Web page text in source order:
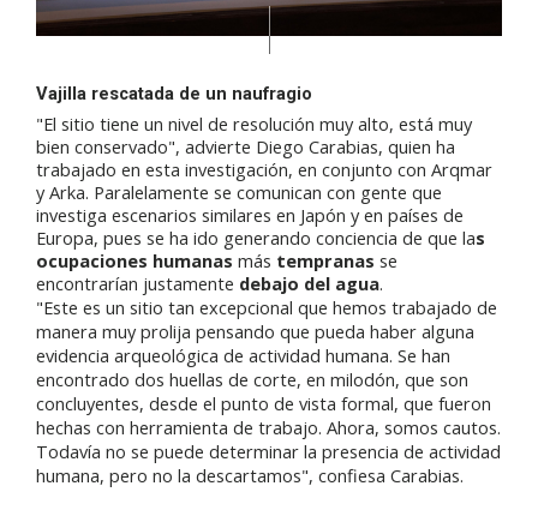
Vajilla rescatada de un naufragio
"El sitio tiene un nivel de resolución muy alto, está muy
bien conservado", advierte Diego Carabias, quien ha
trabajado en esta investigación, en conjunto con Arqmar
y Arka. Paralelamente se comunican con gente que
investiga escenarios similares en Japón y en países de
Europa, pues se ha ido generando conciencia de que las
ocupaciones humanas más tempranas se
encontrarían justamente debajo del agua.
"Este es un sitio tan excepcional que hemos trabajado de
manera muy prolija pensando que pueda haber alguna
evidencia arqueológica de actividad humana. Se han
encontrado dos huellas de corte, en milodón, que son
concluyentes, desde el punto de vista formal, que fueron
hechas con herramienta de trabajo. Ahora, somos cautos.
Todavía no se puede determinar la presencia de actividad
humana, pero no la descartamos", confiesa Carabias.